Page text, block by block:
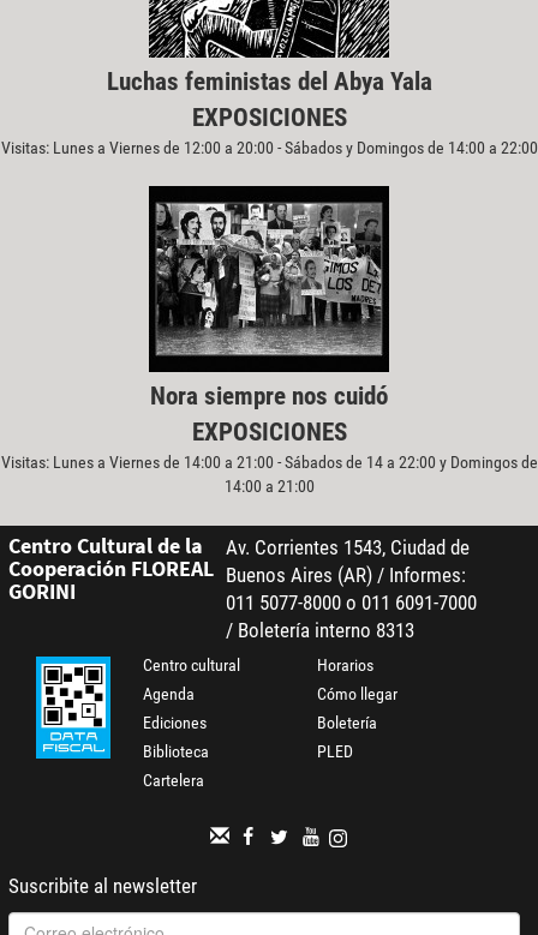
Luchas feministas del Abya Yala
EXPOSICIONES
Visitas: Lunes a Viernes de 12:00 a 20:00 - Sábados y Domingos de 14:00 a 22:00
Nora siempre nos cuidó
EXPOSICIONES
Visitas: Lunes a Viernes de 14:00 a 21:00 - Sábados de 14 a 22:00 y Domingos de
14:00 a 21:00
Centro Cultural de la
Cooperación FLOREAL
GORINI
Av. Corrientes 1543, Ciudad de
Buenos Aires (AR) / Informes:
011 5077-8000 o 011 6091-7000
/ Boletería interno 8313
Centro cultural
Agenda
Ediciones
Biblioteca
Cartelera
Horarios
Cómo llegar
Boletería
PLED
Suscribite al newsletter